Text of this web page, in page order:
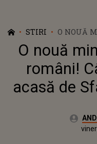
STIRI
O NOUĂ
CÂTE
MARIA
O nouă
români!
acasă de
Autor: